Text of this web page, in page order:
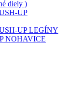
diely )
UP
UP LEGÍNY
NOHAVICE